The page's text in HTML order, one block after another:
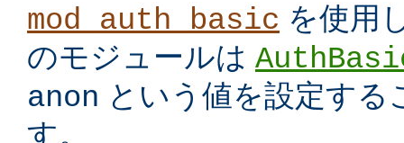
mod_auth_basic を使用
のモジュールは
anon という値を設定する
す。